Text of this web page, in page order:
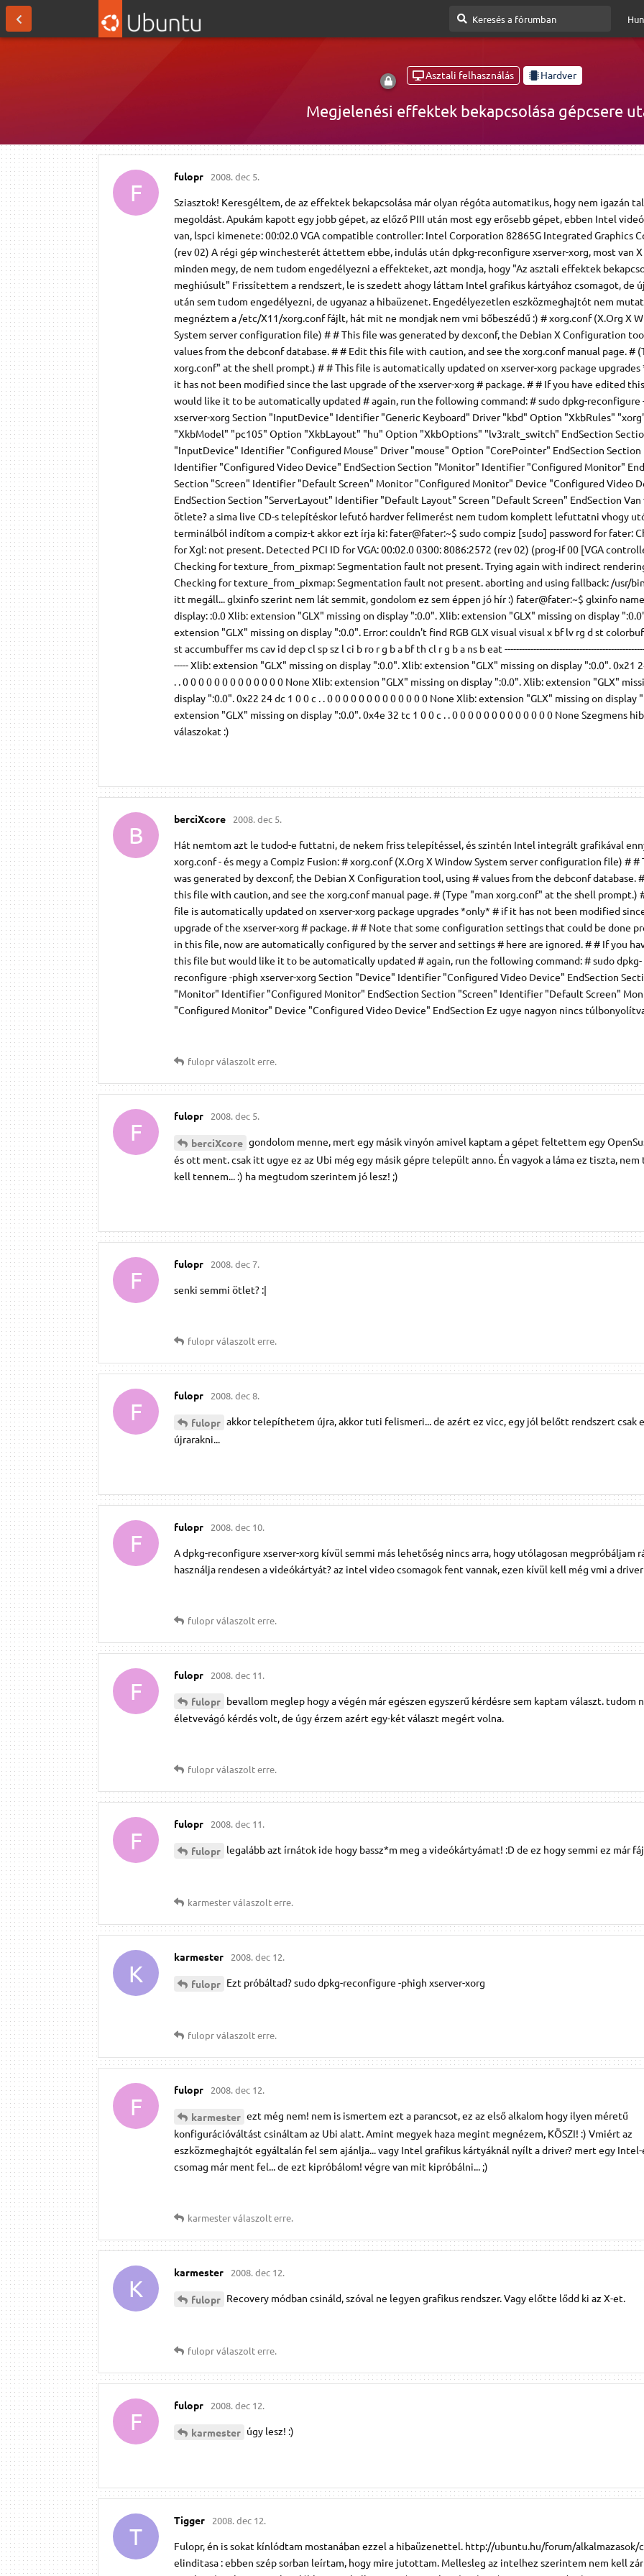
Asztali felhasználás Hardver
Megjelenési effektek bekapcsolása gépcsere
F
fulopr 2008. dec 5.
Sziasztok! Keresgéltem, de az effektek bekapcsolása már olyan régóta automatikus, hogy nem igazán
megoldást. Apukám kapott egy jobb gépet, az előző PIII után most egy erősebb gépet, ebben Intel
van, lspci kimenete: 00:02.0 VGA compatible controller: Intel Corporation 82865G Integrated Graphics
(rev 02) A régi gép winchesterét áttettem ebbe, indulás után dpkg-reconfigure xserver-xorg, most van
minden megy, de nem tudom engedélyezni a effekteket, azt mondja, hogy "Az asztali effektek
meghiúsult" Frissítettem a rendszert, le is szedett ahogy láttam Intel grafikus kártyához csomagot, de
után sem tudom engedélyezni, de ugyanaz a hibaüzenet. Engedélyezetlen eszközmeghajtót nem
megnéztem a /etc/X11/xorg.conf fájlt, hát mit ne mondjak nem vmi bőbeszédű :) # xorg.conf (X.Org X
System server configuration file) # # This file was generated by dexconf, the Debian X Configuration
values from the debconf database. # # Edit this file with caution, and see the xorg.conf manual page. #
xorg.conf" at the shell prompt.) # # This file is automatically updated on xserver-xorg package
it has not been modified since the last upgrade of the xserver-xorg # package. # # If you have edited
would like it to be automatically updated # again, run the following command: # sudo dpkg-reconfigure
xserver-xorg Section "InputDevice" Identifier "Generic Keyboard" Driver "kbd" Option "XkbRules"
"XkbModel" "pc105" Option "XkbLayout" "hu" Option "XkbOptions" "lv3:ralt_switch" EndSection
"InputDevice" Identifier "Configured Mouse" Driver "mouse" Option "CorePointer" EndSection Section
Identifier "Configured Video Device" EndSection Section "Monitor" Identifier "Configured Monitor"
Section "Screen" Identifier "Default Screen" Monitor "Configured Monitor" Device "Configured Video
EndSection Section "ServerLayout" Identifier "Default Layout" Screen "Default Screen" EndSection Van
ötlete? a sima live CD-s telepítéskor lefutó hardver felimerést nem tudom komplett lefuttatni vhogy
terminálból indítom a compiz-t akkor ezt írja ki: fater@fater:~$ sudo compiz [sudo] password for fater:
for Xgl: not present. Detected PCI ID for VGA: 00:02.0 0300: 8086:2572 (rev 02) (prog-if 00 [VGA
Checking for texture_from_pixmap: Segmentation fault not present. Trying again with indirect
Checking for texture_from_pixmap: Segmentation fault not present. aborting and using fallback: /usr/
itt megáll... glxinfo szerint nem lát semmit, gondolom ez sem éppen jó hír :) fater@fater:~$ glxinfo
display: :0.0 Xlib: extension "GLX" missing on display ":0.0". Xlib: extension "GLX" missing on display
extension "GLX" missing on display ":0.0". Error: couldn't find RGB GLX visual visual x bf lv rg d st
st accumbuffer ms cav id dep cl sp sz l ci b ro r g b a bf th cl r g b a ns b eat
----- Xlib: extension "GLX" missing on display ":0.0". Xlib: extension "GLX" missing on display ":0.0". 0x21
. . 0 0 0 0 0 0 0 0 0 0 0 0 0 None Xlib: extension "GLX" missing on display ":0.0". Xlib: extension "GLX"
display ":0.0". 0x22 24 dc 1 0 0 c . . 0 0 0 0 0 0 0 0 0 0 0 0 0 None Xlib: extension "GLX" missing on display
extension "GLX" missing on display ":0.0". 0x4e 32 tc 1 0 0 c . . 0 0 0 0 0 0 0 0 0 0 0 0 0 None Szegmens
válaszokat :)
B
berciXcore 2008. dec 5.
Hát nemtom azt le tudod-e futtatni, de nekem friss telepítéssel, és szintén Intel integrált grafikával
xorg.conf - és megy a Compiz Fusion: # xorg.conf (X.Org X Window System server configuration file) # #
was generated by dexconf, the Debian X Configuration tool, using # values from the debconf database.
this file with caution, and see the xorg.conf manual page. # (Type "man xorg.conf" at the shell prompt.)
file is automatically updated on xserver-xorg package upgrades *only* # if it has not been modified
upgrade of the xserver-xorg # package. # # Note that some configuration settings that could be done
in this file, now are automatically configured by the server and settings # here are ignored. # # If you
this file but would like it to be automatically updated # again, run the following command: # sudo dpkg-
reconfigure -phigh xserver-xorg Section "Device" Identifier "Configured Video Device" EndSection
"Monitor" Identifier "Configured Monitor" EndSection Section "Screen" Identifier "Default Screen"
"Configured Monitor" Device "Configured Video Device" EndSection Ez ugye nagyon nincs
fuloprválaszolt erre.
F
fulopr 2008. dec 5.
berciXcore gondolom menne, mert egy másik vinyón amivel kaptam a gépet feltettem egy
és ott ment. csak itt ugye ez az Ubi még egy másik gépre települt anno. Én vagyok a láma ez tiszta,
kell tennem... :) ha megtudom szerintem jó lesz! ;)
F
fulopr 2008. dec 7.
senki semmi ötlet? :|
fuloprválaszolt erre.
F
fulopr 2008. dec 8.
fulopr akkor telepíthetem újra, akkor tuti felismeri... de azért ez vicc, egy jól belőtt rendszert csak
újrarakni...
F
fulopr 2008. dec 10.
A dpkg-reconfigure xserver-xorg kívül semmi más lehetőség nincs arra, hogy utólagosan megpróbáljam
használja rendesen a videókártyát? az intel video csomagok fent vannak, ezen kívül kell még vmi a
fuloprválaszolt erre.
F
fulopr 2008. dec 11.
fulopr bevallom meglep hogy a végén már egészen egyszerű kérdésre sem kaptam választ. tudom
életvevágó kérdés volt, de úgy érzem azért egy-két választ megért volna.
fuloprválaszolt erre.
F
fulopr 2008. dec 11.
fulopr legalább azt írnátok ide hogy bassz*m meg a videókártyámat! :D de ez hogy semmi ez már
karmesterválaszolt erre.
K
karmester 2008. dec 12.
fulopr Ezt próbáltad? sudo dpkg-reconfigure -phigh xserver-xorg
fuloprválaszolt erre.
F
fulopr 2008. dec 12.
karmester ezt még nem! nem is ismertem ezt a parancsot, ez az első alkalom hogy ilyen méretű
konfigurációváltást csináltam az Ubi alatt. Amint megyek haza megint megnézem, KÖSZI! :) Vmiért az
eszközmeghajtót egyáltalán fel sem ajánlja... vagy Intel grafikus kártyáknál nyílt a driver? mert egy Intel-
csomag már ment fel... de ezt kipróbálom! végre van mit kipróbálni... ;)
karmesterválaszolt erre.
K
karmester 2008. dec 12.
fulopr Recovery módban csináld, szóval ne legyen grafikus rendszer. Vagy előtte lődd ki az X-et.
fuloprválaszolt erre.
F
fulopr 2008. dec 12.
karmester úgy lesz! :)
T
Tigger 2008. dec 12.
Fulopr, én is sokat kínlódtam mostanában ezzel a hibaüzenettel. http://ubuntu.hu/forum/alkalmazasok/
elinditasa : ebben szép sorban leírtam, hogy mire jutottam. Mellesleg az intelhez szerintem nem kell